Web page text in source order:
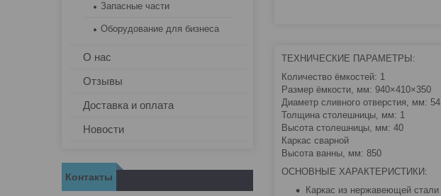
ТЕХНИЧЕСКИЕ ПАРАМЕТРЫ:
Количество ёмкостей: 1
Размер ёмкости, мм: 940×410×350
Диаметр сливного отверстия, мм: 54
Толщина столешницы, мм: 1
Высота столешницы, мм: 40
Каркас сварной
Высота ванны, мм: 850
ОСНОВНЫЕ ХАРАКТЕРИСТИКИ:
Каркас из нержавеющей стали
Запасные части
Оборудование для бизнеса
О нас
Отзывы
Доставка и оплата
Новости
Контакты